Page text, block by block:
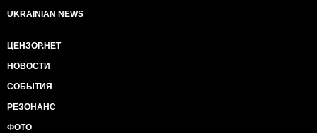
UKRAINIAN NEWS
ЦЕНЗОР.НЕТ
НОВОСТИ
СОБЫТИЯ
РЕЗОНАНС
ФОТО